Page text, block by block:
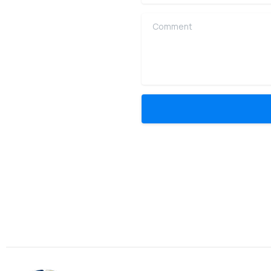
Comment